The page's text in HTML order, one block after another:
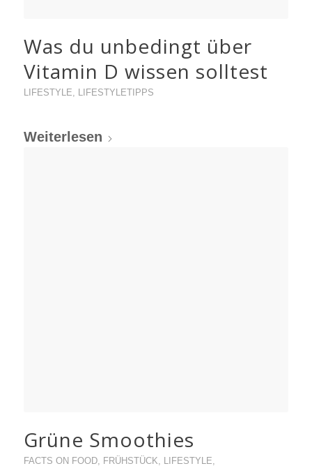
Was du unbedingt über
Vitamin D wissen solltest
LIFESTYLE LIFESTYLETIPPS
Weiterlesen
Grüne Smoothies
FACTS ON FOOD, FRÜHSTÜCK, LIFESTYLE,